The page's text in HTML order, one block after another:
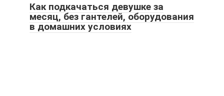
Как подкачаться девушке за
месяц, без гантелей, оборудования
в домашних условиях